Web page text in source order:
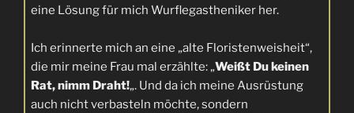
eine Lösung für mich Wurflegastheniker her.
Ich erinnerte mich an eine „alte Floristenweisheit“,
die mir meine Frau mal erzählte: „Weißt Du keinen
Rat, nimm Draht!„. Und da ich meine Ausrüstung
auch nicht verbasteln möchte, sondern